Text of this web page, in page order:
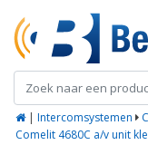
| Intercomsystemen
Comelit 4680C a/v unit